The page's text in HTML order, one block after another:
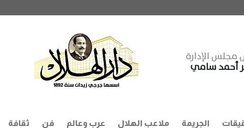
مجلس الإدارة
أحمد سامي
الجريمة ملاعب الهلال عرب وعالم فن ثقافة